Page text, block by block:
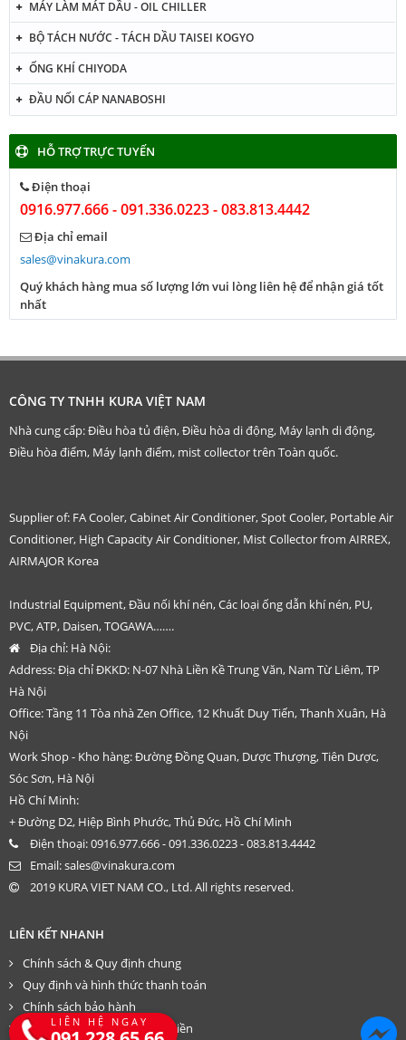
MÁY LÀM MÁT DẦU - OIL CHILLER
BỘ TÁCH NƯỚC - TÁCH DẦU TAISEI KOGYO
ỐNG KHÍ CHIYODA
ĐẦU NỐI CÁP NANABOSHI
HỖ TRỢ TRỰC TUYẾN
Điện thoại
0916.977.666 - 091.336.0223 - 083.813.4442
Địa chỉ email
sales@vinakura.com
Quý khách hàng mua số lượng lớn vui lòng liên hệ để nhận giá tốt
nhất
CÔNG TY TNHH KURA VIỆT NAM
Nhà cung cấp: Điều hòa tủ điện, Điều hòa di động, Máy lạnh di động,
Điều hòa điểm, Máy lạnh điểm, mist collector trên Toàn quốc.
Supplier of: FA Cooler, Cabinet Air Conditioner, Spot Cooler, Portable Air
Conditioner, High Capacity Air Conditioner, Mist Collector from AIRREX,
AIRMAJOR Korea
Industrial Equipment, Đầu nối khí nén, Các loại ống dẫn khí nén, PU,
PVC, ATP, Daisen, TOGAWA…….
Địa chỉ: Hà Nội:
Address: Địa chỉ ĐKKD: N-07 Nhà Liền Kề Trung Văn, Nam Từ Liêm, TP
Hà Nội
Office: Tầng 11 Tòa nhà Zen Office, 12 Khuất Duy Tiến, Thanh Xuân, Hà
Nội
Work Shop - Kho hàng: Đường Đồng Quan, Dược Thượng, Tiên Dược,
Sóc Sơn, Hà Nội
Hồ Chí Minh:
+ Đường D2, Hiệp Bình Phước, Thủ Đức, Hồ Chí Minh
Điện thoại:0916.977.666 - 091.336.0223 - 083.813.4442
Email:sales@vinakura.com
2019 KURA VIET NAM CO., Ltd. All rights reserved.
LIÊN KẾT NHANH
Chính sách & Quy định chung
Quy định và hình thức thanh toán
Chính sách bảo hành
Chính sách trả hàng – hoàn tiền
LIÊN HỆ NGAY